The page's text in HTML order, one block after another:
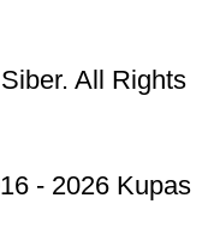
All Rights
- 2026 Kupas